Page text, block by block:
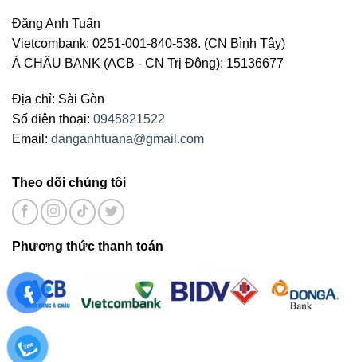
Đặng Anh Tuấn
Vietcombank: 0251-001-840-538. (CN Bình Tây)
Á CHÂU BANK (ACB - CN Trị Đông): 15136677
Địa chỉ: Sài Gòn
Số điện thoại: 0945821522
Email: danganhtuana@gmail.com
Theo dõi chúng tôi
Phương thức thanh toán